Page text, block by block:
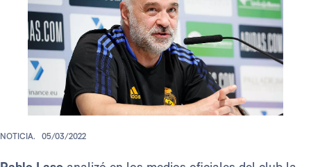
NOTICIA. 05/03/2022